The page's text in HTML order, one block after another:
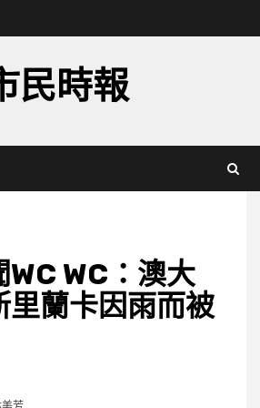
民時報
WC：澳大
里蘭卡因雨而被